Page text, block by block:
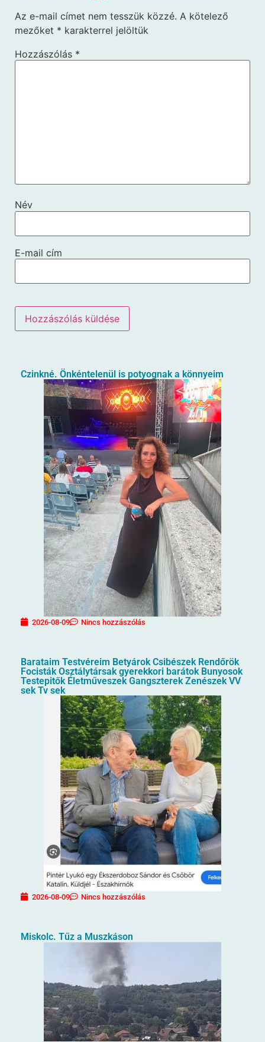
Az e-mail címet nem tesszük közzé. A kötelező
mezőket * karakterrel jelöltük
Hozzászólás *
Név
E-mail cím
Czinkné. Önkéntelenül is potyognak a könnyeim
2026-08-09 Nincs hozzászólás
Barataim Testvéreim Betyárok Csibészek Rendőrök
Focisták Osztálytársak gyerekkori barátok Bunyosok
Testepitők Életműveszek Gangszterek Zenészek VV
sek Tv sek
2026-08-09 Nincs hozzászólás
Miskolc. Tűz a Muszkáson